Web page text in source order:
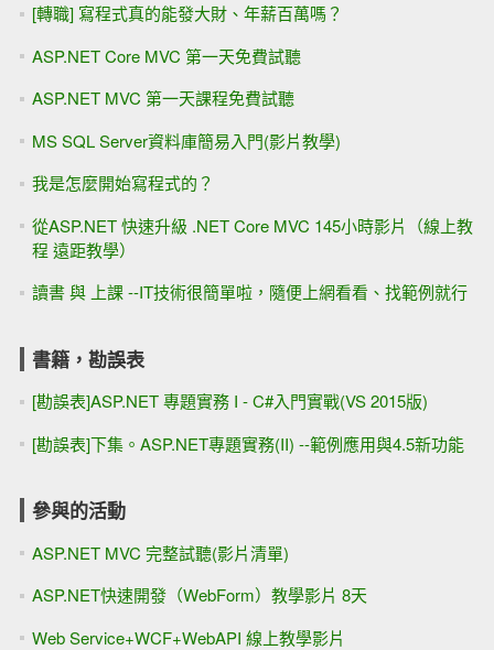
[轉職] 寫程式真的能發大財、年薪百萬嗎？
ASP.NET Core MVC 第一天免費試聽
ASP.NET MVC 第一天課程免費試聽
MS SQL Server資料庫簡易入門(影片教學)
我是怎麼開始寫程式的？
從ASP.NET 快速升級 .NET Core MVC 145小時影片（線上教
程 遠距教學）
讀書 與 上課 --IT技術很簡單啦，隨便上網看看、找範例就行
書籍，勘誤表
[勘誤表]ASP.NET 專題實務 I - C#入門實戰(VS 2015版)
[勘誤表]下集。ASP.NET專題實務(II) --範例應用與4.5新功能
參與的活動
ASP.NET MVC 完整試聽(影片清單)
ASP.NET快速開發（WebForm）教學影片 8天
Web Service+WCF+WebAPI 線上教學影片